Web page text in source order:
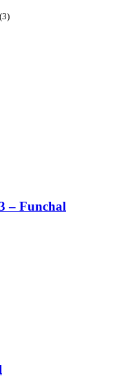
(3)
– Funchal